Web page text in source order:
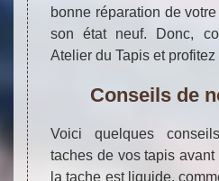
bonne réparation de
son état neuf. Donc,
Atelier du Tapis et profitez
Conseils de
Voici quelques
taches de vos tapis
la tache est liquide,